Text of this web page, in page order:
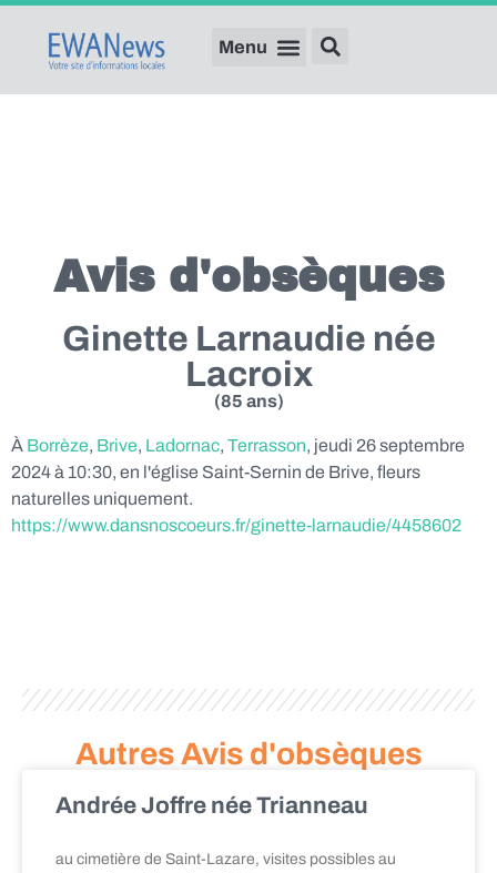
Avis d'obsèques
Ginette Larnaudie née
Lacroix
(85 ans)
À Borrèze, Brive, Ladornac, Terrasson, jeudi 26 septembre
2024 à 10:30, en l'église Saint-Sernin de Brive, fleurs
naturelles uniquement.
https://www.dansnoscoeurs.fr/ginette-larnaudie/4458602
Autres Avis d'obsèques
Andrée Joffre née Trianneau
au cimetière de Saint-Lazare, visites possibles au